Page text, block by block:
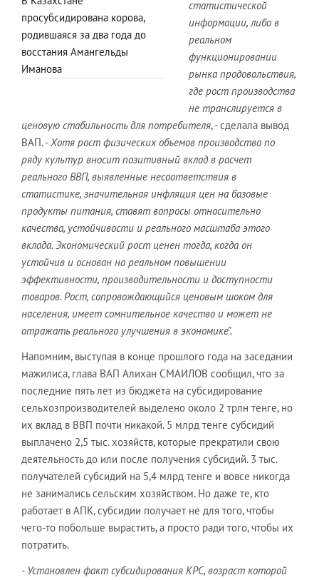
просубсидирована корова,
родившаяся за два года до
восстания Амангельды
Иманова
статистической
информации, либо в
реальном
функционировании
рынка продовольствия,
где рост производства
не транслируется в
ценовую стабильность для потребителя, - сделала вывод
ВАП. - Хотя рост физических объемов производства по
ряду культур вносит позитивный вклад в расчет
реального ВВП, выявленные несоответствия в
статистике, значительная инфляция цен на базовые
продукты питания, ставят вопросы относительно
качества, устойчивости и реального масштаба этого
вклада. Экономический рост ценен тогда, когда он
устойчив и основан на реальном повышении
эффективности, производительности и доступности
товаров. Рост, сопровождающийся ценовым шоком для
населения, имеет сомнительное качество и может не
отражать реального улучшения в экономике".
Напомним, выступая в конце прошлого года на заседании
мажилиса, глава ВАП Алихан СМАИЛОВ сообщил, что за
последние пять лет из бюджета на субсидирование
сельхозпроизводителей выделено около 2 трлн тенге, но
их вклад в ВВП почти никакой. 5 млрд тенге субсидий
выплачено 2,5 тыс. хозяйств, которые прекратили свою
деятельность до или после получения субсидий. 3 тыс.
получателей субсидий на 5,4 млрд тенге и вовсе никогда
не занимались сельским хозяйством. Но даже те, кто
работает в АПК, субсидии получает не для того, чтобы
чего-то побольше вырастить, а просто ради того, чтобы их
потратить.
- Установлен факт субсидирования КРС, возраст которой